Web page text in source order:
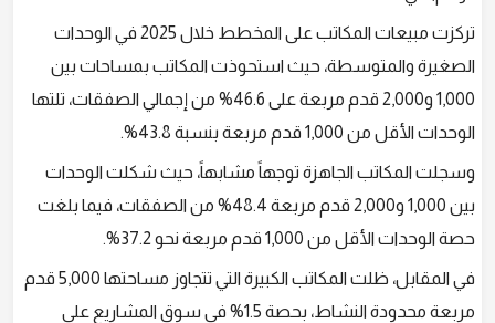
تركزت مبيعات المكاتب على المخطط خلال 2025 في الوحدات
الصغيرة والمتوسطة، حيث استحوذت المكاتب بمساحات بين
1,000 و2,000 قدم مربعة على 46.6% من إجمالي الصفقات، تلتها
الوحدات الأقل من 1,000 قدم مربعة بنسبة 43.8%.
وسجلت المكاتب الجاهزة توجهاً مشابهاً، حيث شكلت الوحدات
بين 1,000 و2,000 قدم مربعة 48.4% من الصفقات، فيما بلغت
حصة الوحدات الأقل من 1,000 قدم مربعة نحو 37.2%.
في المقابل، ظلت المكاتب الكبيرة التي تتجاوز مساحتها 5,000 قدم
مربعة محدودة النشاط، بحصة 1.5% في سوق المشاريع على